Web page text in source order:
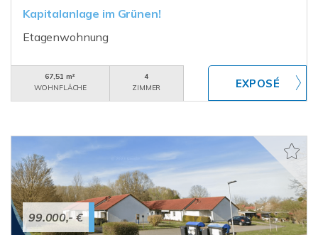
Kapitalanlage im Grünen!
Etagenwohnung
67,51 m²
WOHNFLÄCHE
4
ZIMMER
99.000,- €